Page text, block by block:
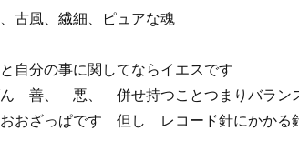
古風、繊細、ピュアな魂
自分の事に関してならイエスです
善、 悪、 併せ持つことつまりバラン
おざっぱです 但し レコード針にかかる